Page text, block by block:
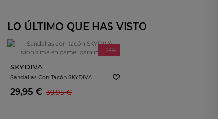
LO ÚLTIMO QUE HAS VISTO
- 25%
SKYDIVA
Sandalias Con Tacón SKYDIVA
Monisima En Camel Para Mujer
29,95 € 39,95 €